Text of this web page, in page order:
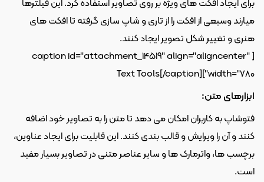
هنری و تغییر شکل تصویر ایجاد کنند.
[caption id="attachment_14519" align="aligncenter"
width="780"]
Text Tools[/caption]
ابزارهای متن:
است.